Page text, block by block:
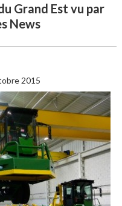
Grand Est vu par
News
2015